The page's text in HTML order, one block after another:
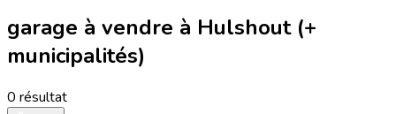
garage à vendre à Hulshout (+
municipalités)
0 résultat